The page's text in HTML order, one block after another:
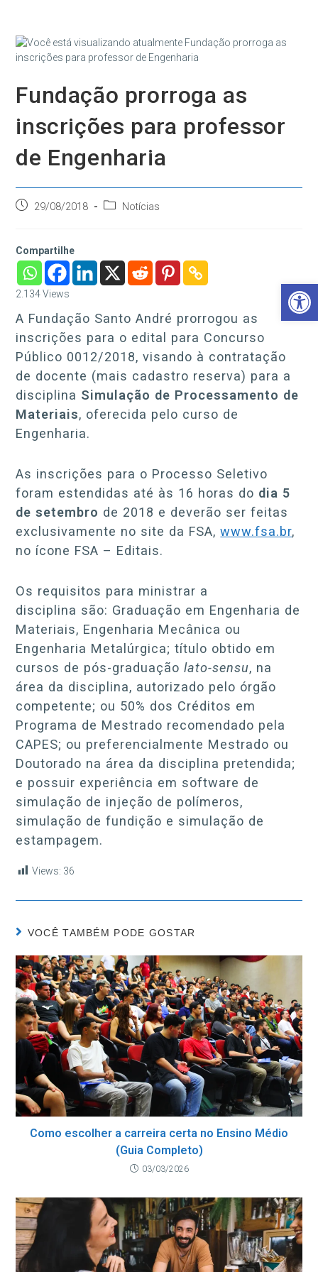
Barra de Ferramentas Aberta
conteúdo
Fundação prorroga as
inscrições para professor
de Engenharia
Post29/08/2018
Categoria
Notícias
Compartilhe
2.134Views
A Fundação Santo André prorrogou as
inscrições para o edital para Concurso
Público 0012/2018, visando à contratação
de docente (mais cadastro reserva) para a
disciplina Simulação de Processamento de
Materiais, oferecida pelo curso de
Engenharia.
As inscrições para o Processo Seletivo
foram estendidas até às 16 horas do dia 5
de setembro de 2018 e deverão ser feitas
exclusivamente no site da FSA,www.fsa.br,
no ícone FSA – Editais.
Os requisitos para ministrar a
disciplina são: Graduação em Engenharia de
Materiais, Engenharia Mecânica ou
Engenharia Metalúrgica; título obtido em
cursos de pós-graduaçãolato-sensu, na
área da disciplina, autorizado pelo órgão
competente; ou 50% dos Créditos em
Programa de Mestrado recomendado pela
CAPES; ou preferencialmente Mestrado ou
Doutorado na área da disciplina pretendida;
e possuir experiência em software de
simulação de injeção de polímeros,
simulação de fundição e simulação de
estampagem.
Views: 36
VOCÊ TAMBÉM PODE GOSTAR
Como escolher a carreira certa no Ensino Médio
(Guia Completo)
03/03/2026